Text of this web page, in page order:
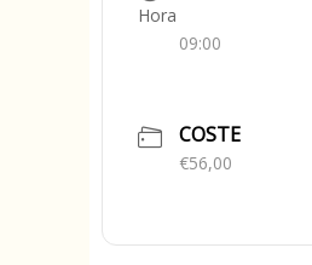
Hora
09:00
COSTE
€56,00